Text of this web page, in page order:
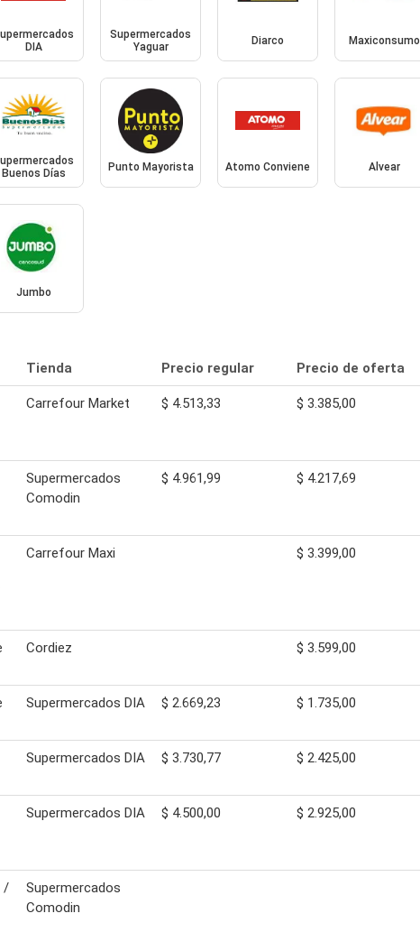
DIA
Supermercados
Yaguar
Diarco Maxiconsumo
Buenos Días
Punto Mayorista Atomo Conviene Alvear
Jumbo
Tienda Precio regular Precio de oferta
Carrefour Market $ 4.513,33 $ 3.385,00
Supermercados
Comodin
$ 4.961,99 $ 4.217,69
Carrefour Maxi $ 3.399,00
Cordiez $ 3.599,00
Supermercados DIA $ 2.669,23 $ 1.735,00
Supermercados DIA $ 3.730,77 $ 2.425,00
Supermercados DIA $ 4.500,00 $ 2.925,00
/
Supermercados
Comodin